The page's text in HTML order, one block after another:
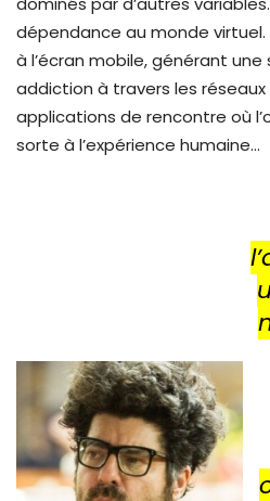
dépendance au monde
à l’écran mobile, générant
addiction à travers les réseaux
applications de rencontre où
sorte à l’expérience humaine…